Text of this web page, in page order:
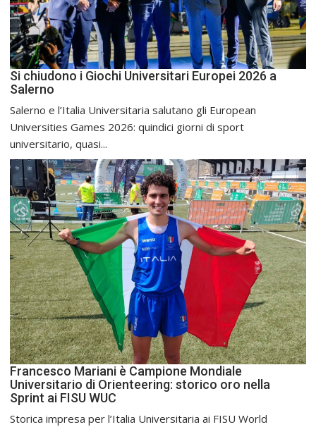
Si chiudono i Giochi Universitari Europei 2026 a
Salerno
Salerno e l’Italia Universitaria salutano gli European
Universities Games 2026: quindici giorni di sport
universitario, quasi...
Francesco Mariani è Campione Mondiale
Universitario di Orienteering: storico oro nella
Sprint ai FISU WUC
Storica impresa per l’Italia Universitaria ai FISU World